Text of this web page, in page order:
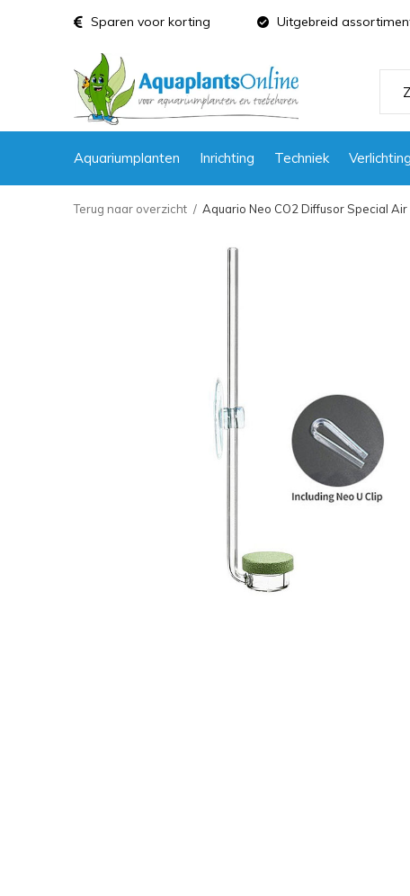
Aquariumplanten Inrichting Techniek Verlichting
Sparen voor korting Uitgebreid
Terug naar overzicht Aquario Neo CO2 Diffusor Special Air